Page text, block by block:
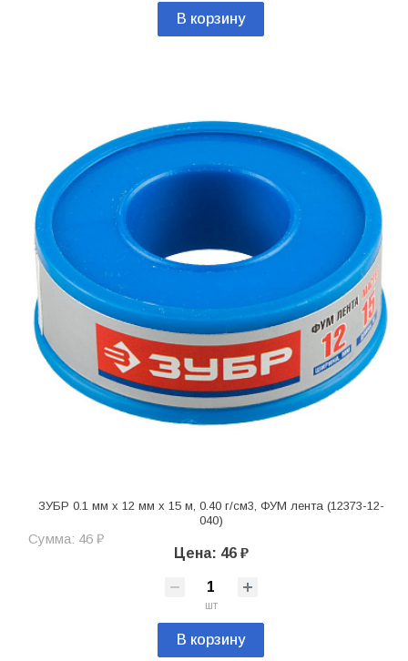
В корзину
ЗУБР 0.1 мм х 12 мм х 15 м, 0.40 г/см3, ФУМ лента (12373-12-
040)
Сумма: 46 ₽
Цена: 46 ₽
шт
В корзину